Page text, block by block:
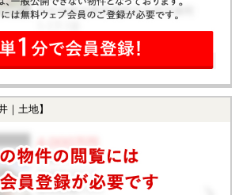
｜土地】